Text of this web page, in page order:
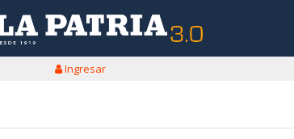
Ingresar